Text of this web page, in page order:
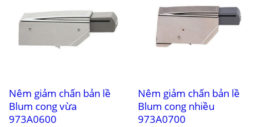
Nêm giảm chấn bản lề
Blum cong vừa
973A0600
Nêm giảm chấn bản lề
Blum cong nhiều
973A0700